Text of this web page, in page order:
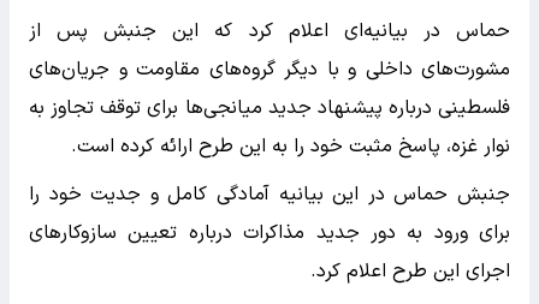
حماس در بیانیه‌ای اعلام کرد که این جنبش پس از
مشورت‌های داخلی و با دیگر گروه‌های مقاومت و جریان‌های
فلسطینی درباره پیشنهاد جدید میانجی‌ها برای توقف تجاوز به
نوار غزه، پاسخ مثبت خود را به این طرح ارائه کرده است.
جنبش حماس در این بیانیه آمادگی کامل و جدیت خود را
برای ورود به دور جدید مذاکرات درباره تعیین سازوکار‌های
اجرای این طرح اعلام کرد.